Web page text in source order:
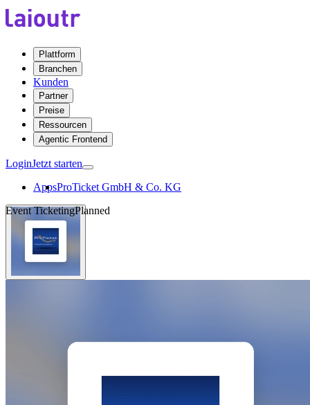
Plattform
Branchen
Kunden
Partner
Preise
Ressourcen
Agentic Frontend
LoginJetzt starten
AppsProTicket GmbH & Co. KG
Event TicketingPlanned